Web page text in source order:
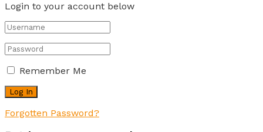
Login to your account below
Remember Me
Forgotten Password?